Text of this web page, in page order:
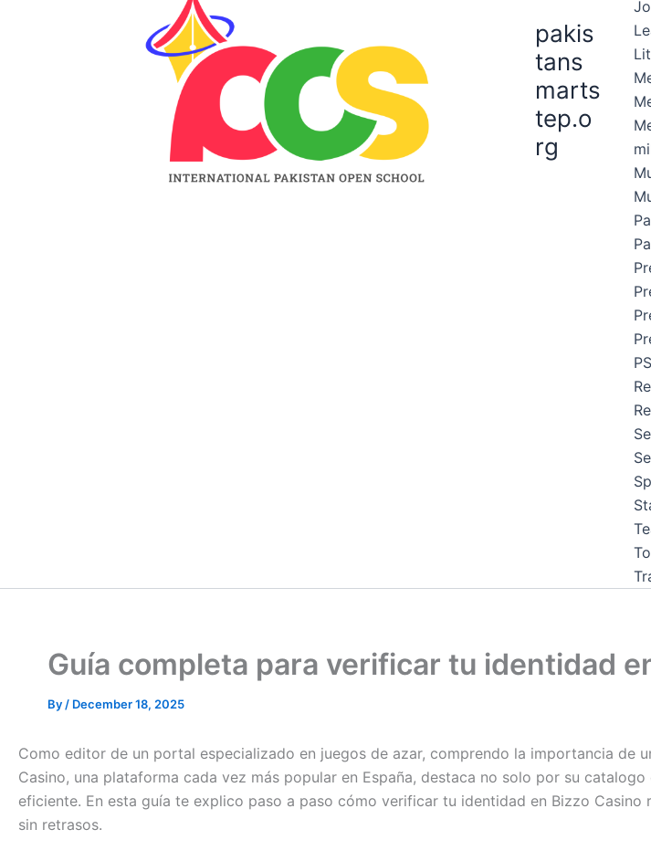
pakis
tans
marts
tep.o
rg
Guía completa para verificar tu identidad
By / December 18, 2025
Como editor de un portal especializado en juegos de azar, comprendo la importancia
Casino, una plataforma cada vez más popular en España, destaca no solo por su
eficiente. En esta guía te explico paso a paso cómo verificar tu identidad en Bizzo
sin retrasos.